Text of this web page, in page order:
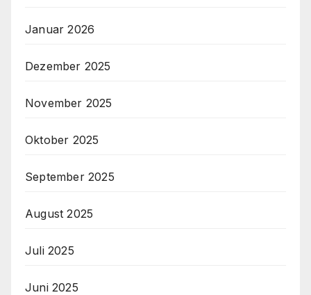
Januar 2026
Dezember 2025
November 2025
Oktober 2025
September 2025
August 2025
Juli 2025
Juni 2025